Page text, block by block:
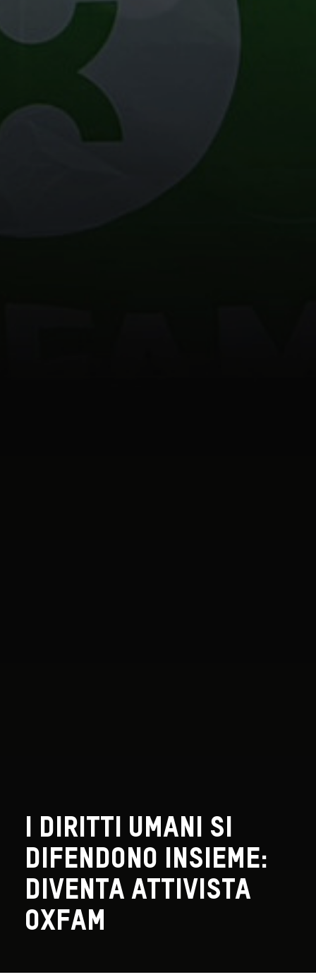
I diritti umani si
difendono insieme:
diventa attivista
Oxfam